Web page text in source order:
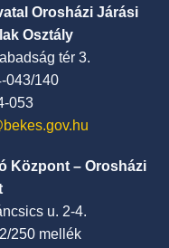
Orosházi Járási
Osztály
tér 3.
043/140
053
Központ – Orosházi
u. 2-4.
250 mellék